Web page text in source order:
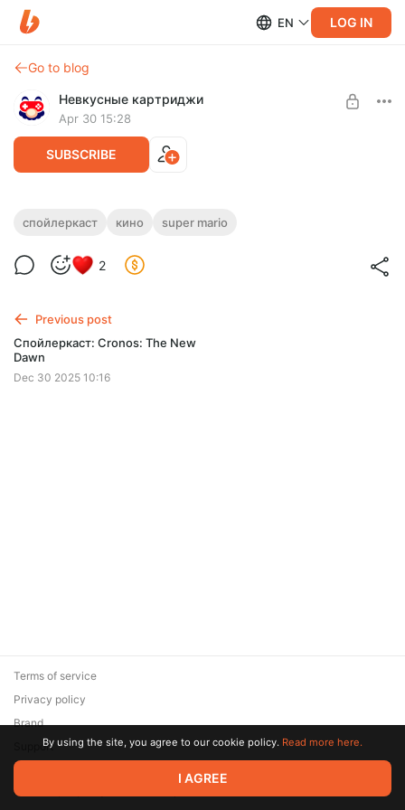
EN LOG IN
Go to blog
Невкусные картриджи
Apr 30 15:28
SUBSCRIBE
Спойлеркаст: Супер Марио:
Перед началом GAMEДНЕЙ Кристина и Виталя собрались
спойлеркаст кино super mario
2
Previous post
Спойлеркаст: Cronos: The New
Dawn
Dec 30 2025 10:16
© 2026 Zaya Solutions Limited. All rights reserved. All trademarks
are the property of their respective owners.
Terms of service
Privacy policy
Brand
SupportBy using the site, you agree to our cookie policy. Read more here.
I AGREE